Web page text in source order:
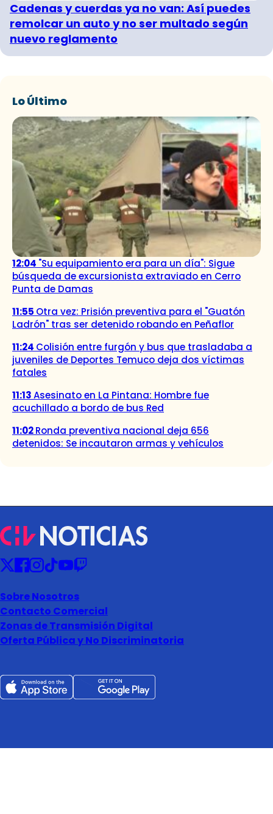
Cadenas y cuerdas ya no van: Así puedes
remolcar un auto y no ser multado según
nuevo reglamento
Lo Último
12:04 "Su equipamiento era para un día": Sigue
búsqueda de excursionista extraviado en Cerro
Punta de Damas
11:55 Otra vez: Prisión preventiva para el "Guatón
Ladrón" tras ser detenido robando en Peñaflor
11:24 Colisión entre furgón y bus que trasladaba a
juveniles de Deportes Temuco deja dos víctimas
fatales
11:13Asesinato en La Pintana: Hombre fue
acuchillado a bordo de bus Red
11:02Ronda preventiva nacional deja 656
detenidos: Se incautaron armas y vehículos
Sobre Nosotros
Contacto Comercial
Zonas de Transmisión Digital
Oferta Pública y No Discriminatoria